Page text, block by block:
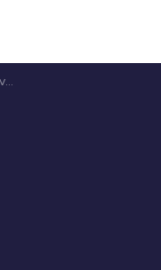
De første 2021-vurderinger for erhvervsejendomme er klar